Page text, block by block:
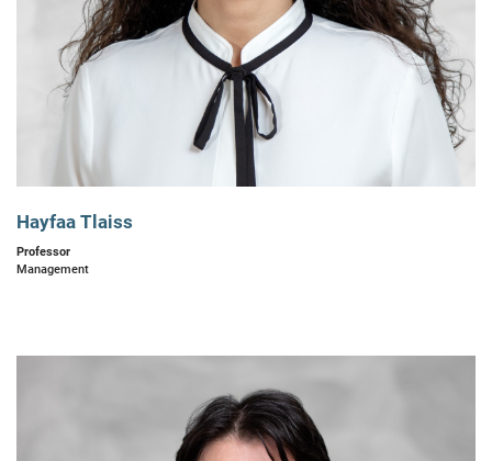
Hayfaa Tlaiss
Professor
Management